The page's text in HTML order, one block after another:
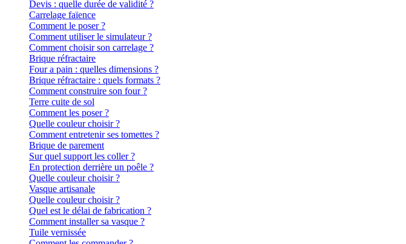
Devis : quelle durée de validité ?
Carrelage faïence
Comment le poser ?
Comment utiliser le simulateur ?
Comment choisir son carrelage ?
Brique réfractaire
Four a pain : quelles dimensions ?
Brique réfractaire : quels formats ?
Comment construire son four ?
Terre cuite de sol
Comment les poser ?
Quelle couleur choisir ?
Comment entretenir ses tomettes ?
Brique de parement
Sur quel support les coller ?
En protection derrière un poêle ?
Quelle couleur choisir ?
Vasque artisanale
Quelle couleur choisir ?
Quel est le délai de fabrication ?
Comment installer sa vasque ?
Tuile vernissée